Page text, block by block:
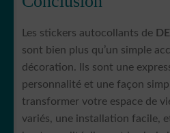
Les stickers autocollants de
sont bien plus qu’un simple
décoration. Ils sont une
personnalité et une façon
transformer votre espace de
variés, une installation facile,